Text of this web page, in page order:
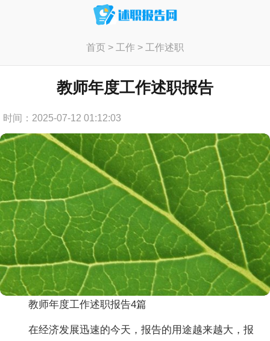
首页> 工作> 工作述职
教师年度工作述职报告
时间：2025-07-12 01:12:03
教师年度工作述职报告4篇
在经济发展迅速的今天，报告的用途越来越大，报